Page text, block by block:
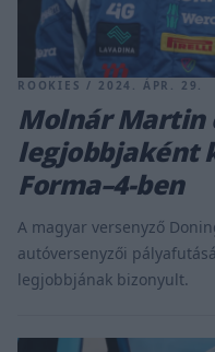
ROOKIES / 2024. ÁPR. 29.
Molnár Martin
legjobbjaként
Forma–4-ben
A magyar versenyző
autóversenyzői
legjobbjának bizonyult.